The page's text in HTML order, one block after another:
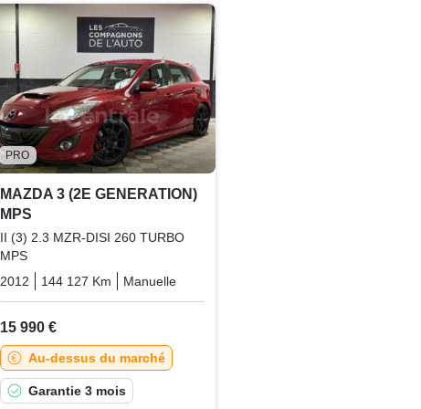
PRO
MAZDA 3 (2E GENERATION)
MPS
II (3) 2.3 MZR-DISI 260 TURBO
MPS
2012
144 127 Km Manuelle
15 990 €
Au-dessus du marché
Garantie 3 mois